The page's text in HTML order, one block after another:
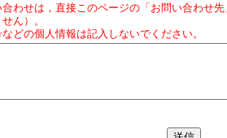
わせは，直接このページの「お問い合わせ
ん）。
どの個人情報は記入しないでください。